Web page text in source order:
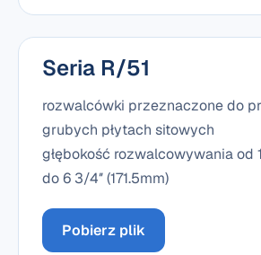
Seria R/51
rozwalcówki przeznaczone do
grubych płytach sitowych
głębokość rozwalcowywania od
do 6 3/4″ (171.5mm)
Pobierz plik